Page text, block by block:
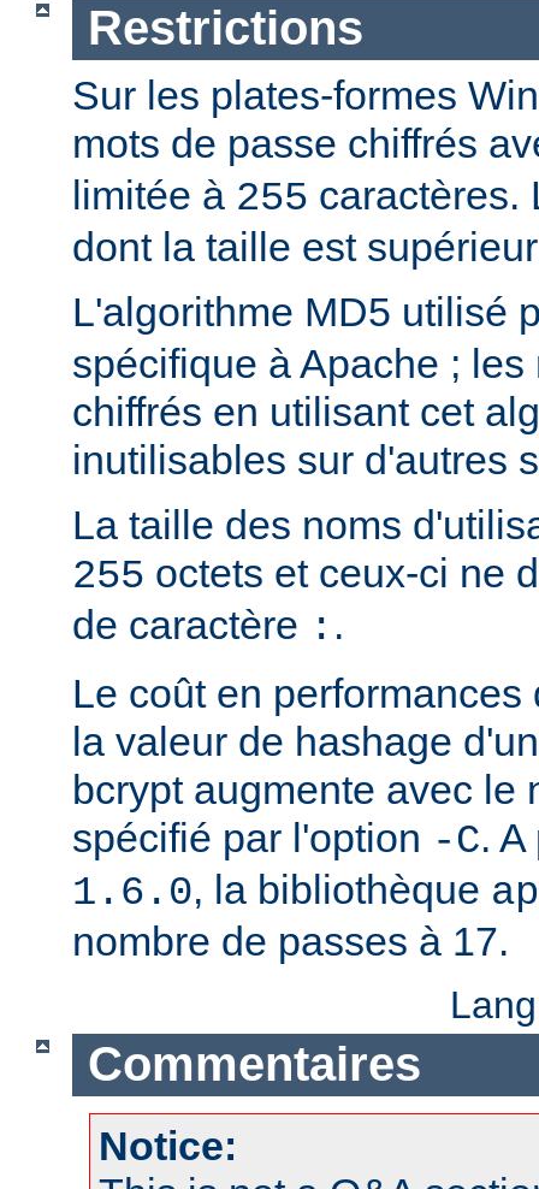
Restrictions
Sur les plates-formes
mots de passe chiffrés
limitée à 255 caractères.
dont la taille est
L'algorithme MD5 utilisé
spécifique à Apache ;
chiffrés en utilisant cet
inutilisables sur d'autres
La taille des noms
255 octets et ceux-ci ne
de caractère : .
Le coût en
la valeur de hashage
bcrypt augmente avec le
spécifié par l'option -C.
1.6.0, la bibliothèque
nombre de passes à 17.
Commentaires
Notice: